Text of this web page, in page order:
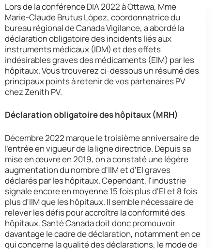
Lors de la conférence DIA 2022 à Ottawa, Mme
Marie-Claude Brutus López, coordonnatrice du
bureau régional de Canada Vigilance, a abordé la
déclaration obligatoire des incidents liés aux
instruments médicaux (IDM) et des effets
indésirables graves des médicaments (EIM) par les
hôpitaux. Vous trouverez ci-dessous un résumé des
principaux points à retenir de vos partenaires PV
chez Zenith PV.
Déclaration obligatoire des hôpitaux (MRH)
Décembre 2022 marque le troisième anniversaire de
l'entrée en vigueur de la ligne directrice. Depuis sa
mise en œuvre en 2019, on a constaté une légère
augmentation du nombre d'IIM et d'EI graves
déclarés par les hôpitaux. Cependant, l'industrie
signale encore en moyenne 15 fois plus d'EI et 8 fois
plus d'IIM que les hôpitaux. Il semble nécessaire de
relever les défis pour accroître la conformité des
hôpitaux. Santé Canada doit donc promouvoir
davantage le cadre de déclaration, notamment en ce
qui concerne la qualité des déclarations, le mode de